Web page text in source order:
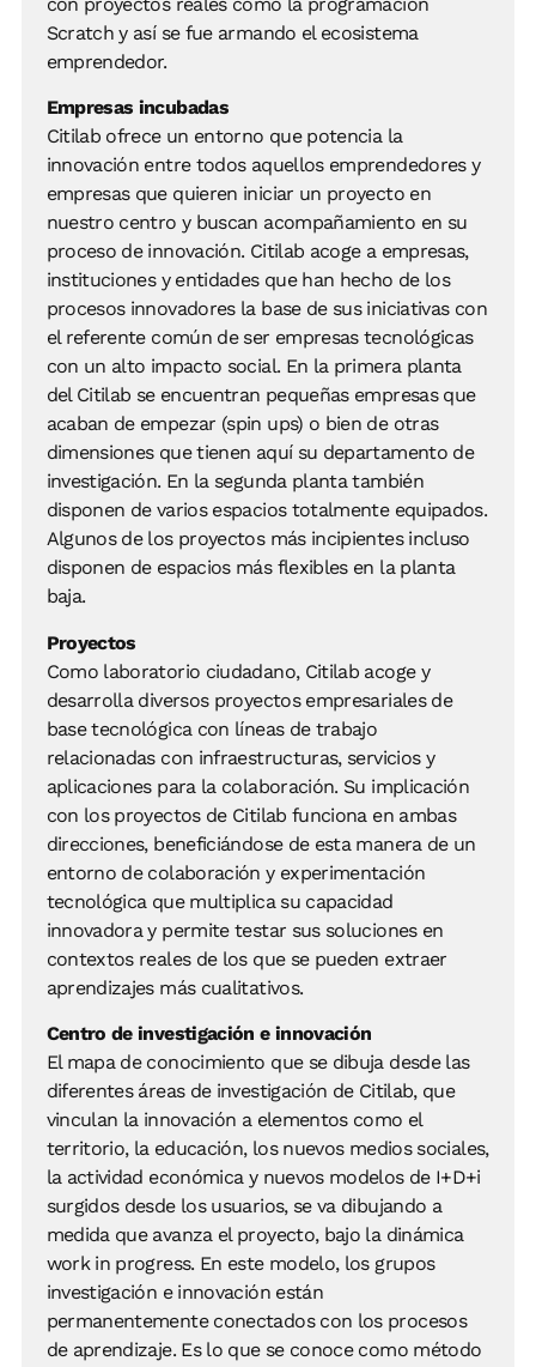
Scratch y así se fue armando el ecosistema
emprendedor.
Empresas incubadas
Citilab ofrece un entorno que potencia la
innovación entre todos aquellos emprendedores y
empresas que quieren iniciar un proyecto en
nuestro centro y buscan acompañamiento en su
proceso de innovación. Citilab acoge a empresas,
instituciones y entidades que han hecho de los
procesos innovadores la base de sus iniciativas con
el referente común de ser empresas tecnológicas
con un alto impacto social. En la primera planta
del Citilab se encuentran pequeñas empresas que
acaban de empezar (spin ups) o bien de otras
dimensiones que tienen aquí su departamento de
investigación. En la segunda planta también
disponen de varios espacios totalmente equipados.
Algunos de los proyectos más incipientes incluso
disponen de espacios más flexibles en la planta
baja.
Proyectos
Como laboratorio ciudadano, Citilab acoge y
desarrolla diversos proyectos empresariales de
base tecnológica con líneas de trabajo
relacionadas con infraestructuras, servicios y
aplicaciones para la colaboración. Su implicación
con los proyectos de Citilab funciona en ambas
direcciones, beneficiándose de esta manera de un
entorno de colaboración y experimentación
tecnológica que multiplica su capacidad
innovadora y permite testar sus soluciones en
contextos reales de los que se pueden extraer
aprendizajes más cualitativos.
Centro de investigación e innovación
El mapa de conocimiento que se dibuja desde las
diferentes áreas de investigación de Citilab, que
vinculan la innovación a elementos como el
territorio, la educación, los nuevos medios sociales,
la actividad económica y nuevos modelos de I+D+i
surgidos desde los usuarios, se va dibujando a
medida que avanza el proyecto, bajo la dinámica
work in progress. En este modelo, los grupos
investigación e innovación están
permanentemente conectados con los procesos
de aprendizaje. Es lo que se conoce como método